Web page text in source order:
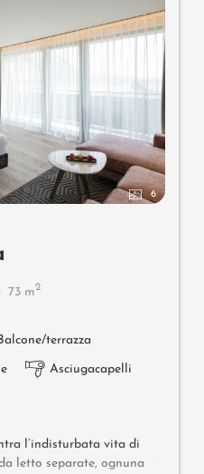
6
73 m2
terrazza
Asciugacapelli
l’indisturbata vita di
letto separate, ognuna